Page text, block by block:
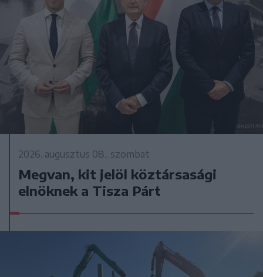
2026. augusztus 08., szombat
Megvan, kit jelöl köztársasági
elnöknek a Tisza Párt